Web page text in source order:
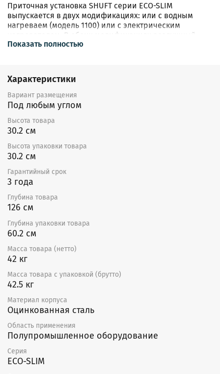
Приточная установка SHUFT серии ECO-SLIM
выпускается в двух модификациях: или с водным
нагреваем (модель 1100) или с электрическим
нагревателем. В обеих модификациях воздушный
клапан размещен снаружи корпуса, что улучшает его
Установка обладает компактными габаритами и
низким уровнем шума, что значительно упрощает
выбор его размещения в квартире. Установка
полностью укомплектована всем необходимым для
Показать полностью
Характеристики
Вариант размещения
Под любым углом
Высота товара
30.2 см
Высота упаковки товара
30.2 см
Гарантийный срок
3 года
Глубина товара
126 см
Глубина упаковки товара
60.2 см
Масса товара (нетто)
42 кг
Масса товара с упаковкой (брутто)
42.5 кг
Материал корпуса
Оцинкованная сталь
Область применения
Полупромышленное оборудование
Серия
ECO-SLIM